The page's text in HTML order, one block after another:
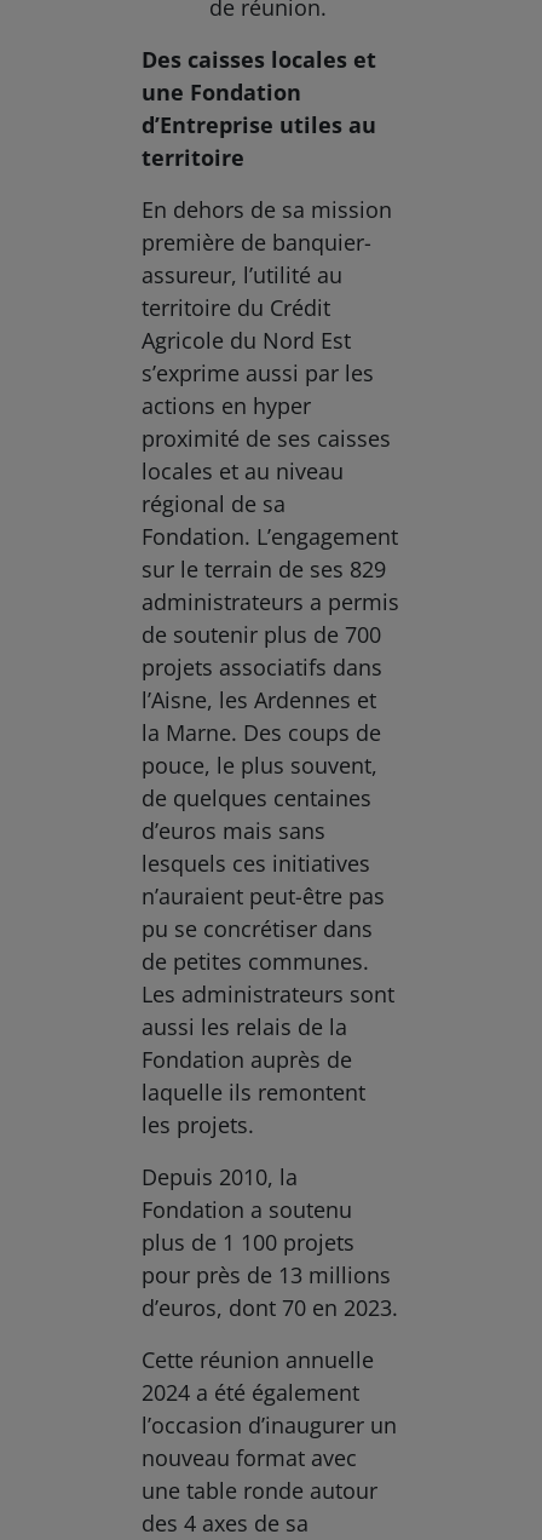
de réunion.
Des caisses locales et
une Fondation
d’Entreprise utiles au
territoire
En dehors de sa mission
première de banquier-
assureur, l’utilité au
territoire du Crédit
Agricole du Nord Est
s’exprime aussi par les
actions en hyper
proximité de ses caisses
locales et au niveau
régional de sa
Fondation. L’engagement
sur le terrain de ses 829
administrateurs a permis
de soutenir plus de 700
projets associatifs dans
l’Aisne, les Ardennes et
la Marne. Des coups de
pouce, le plus souvent,
de quelques centaines
d’euros mais sans
lesquels ces initiatives
n’auraient peut-être pas
pu se concrétiser dans
de petites communes.
Les administrateurs sont
aussi les relais de la
Fondation auprès de
laquelle ils remontent
les projets.
Depuis 2010, la
Fondation a soutenu
plus de 1 100 projets
pour près de 13 millions
d’euros, dont 70 en 2023.
Cette réunion annuelle
2024 a été également
l’occasion d’inaugurer un
nouveau format avec
une table ronde autour
des 4 axes de sa